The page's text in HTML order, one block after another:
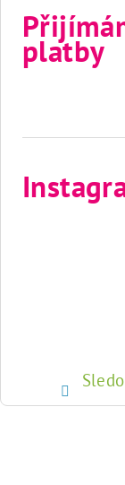
platby